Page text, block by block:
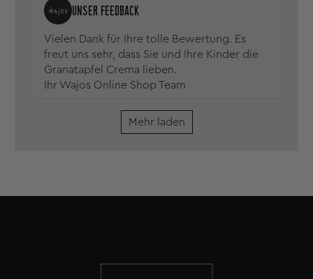
Vielen Dank für Ihre tolle Bewertung. Es
freut uns sehr, dass Sie und Ihre Kinder die
Granatapfel Crema lieben.
Ihr Wajos Online Shop Team
Mehr laden